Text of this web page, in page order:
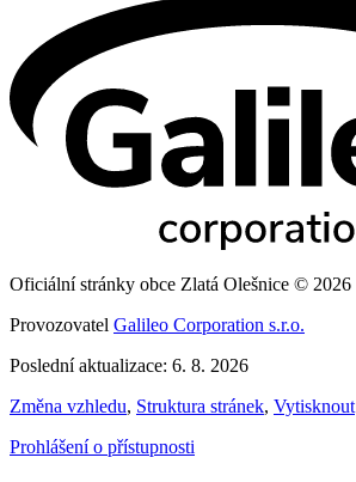
Oficiální stránky obce Zlatá Olešnice © 2026
Provozovatel Galileo Corporation s.r.o.
Poslední aktualizace: 6. 8. 2026
Změna vzhledu, Struktura stránek, Vytisknout
Prohlášení o přístupnosti